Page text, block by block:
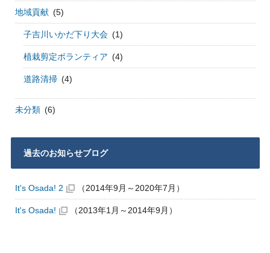
地域貢献 (5)
子吉川いかだ下り大会 (1)
植栽剪定ボランティア (4)
道路清掃 (4)
未分類 (6)
過去のお知らせブログ
It's Osada! 2 （2014年9月～2020年7月）
It's Osada! （2013年1月～2014年9月）